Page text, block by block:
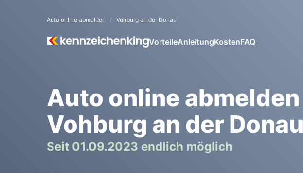
Auto online abmelden Vohburg an der Donau
VorteileAnleitungKostenFAQ
Auto online abmelden
Vohburg an der Donau
Seit 01.09.2023 endlich möglich